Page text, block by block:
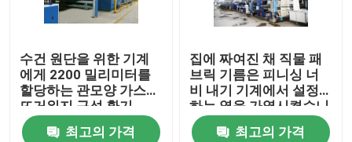
수건 원단을 위한 기계
에게 2200 밀리미터를
할당하는 관모양 가스
뜨거워지 구성 환기
최고의 가격
집에 짜여진 채 직물 패
브릭 기름은 피니싱 너
비 내기 기계에서 설정
하는 열을 가열시켰습니
다
최고의 가격